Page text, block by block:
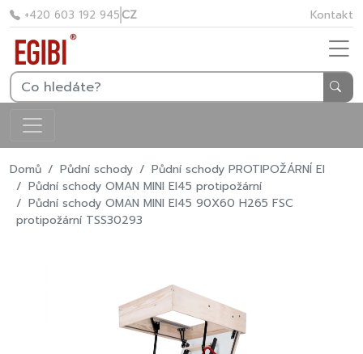
+420 603 192 945CZ Kontakt
Domů Půdní schody
Půdní schody PROTIPOŽÁRNÍ EI
Půdní schody OMAN MINI EI45 protipožární
Půdní schody OMAN MINI EI45 90X60 H265 FSC
protipožární TSS30293